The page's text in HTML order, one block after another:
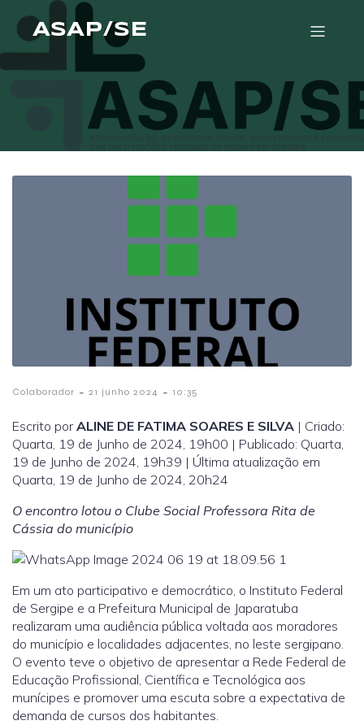
ASAP/SE
Colaborador - 21 junho 2024 - 10:35
Escrito porALINE DE FATIMA SOARES E SILVA | Criado:
Quarta, 19 de Junho de 2024, 19h00 | Publicado: Quarta,
19 de Junho de 2024, 19h39 | Última atualização em
Quarta, 19 de Junho de 2024, 20h24
O encontro lotou o Clube Social Professora Rita de
Cássia do município
Em um ato participativo e democrático, o Instituto Federal
de Sergipe e a Prefeitura Municipal de Japaratuba
realizaram uma audiência pública voltada aos moradores
do município e localidades adjacentes, no leste sergipano.
O evento teve o objetivo de apresentar a Rede Federal de
Educação Profissional, Científica e Tecnológica aos
munícipes e promover uma escuta sobre a expectativa de
demanda de cursos dos habitantes.